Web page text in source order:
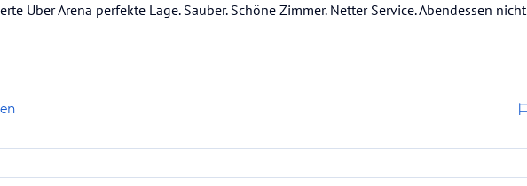
Uber Arena perfekte Lage. Sauber. Schöne Zimmer. Netter Service. Abendessen nicht